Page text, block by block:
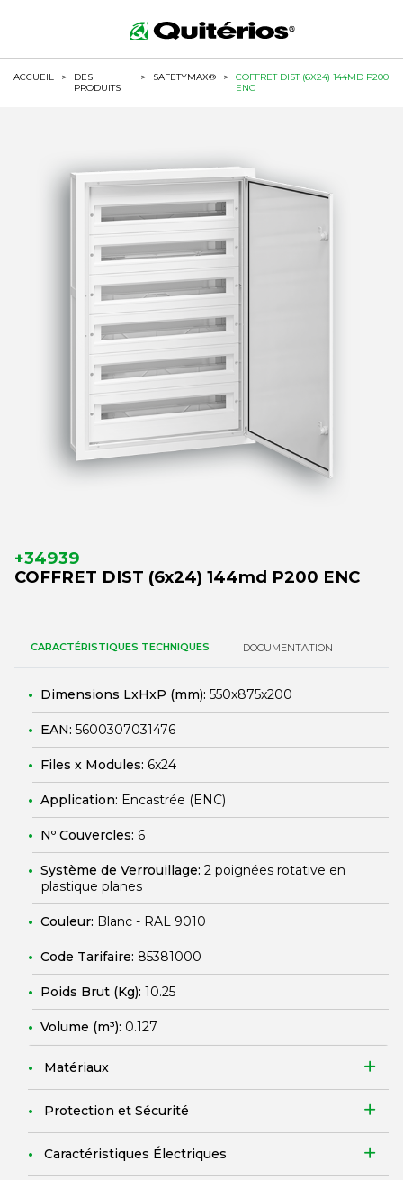
ACCUEIL >
DES
PRODUITS
> SAFETYMAX® >
COFFRET DIST (6X24) 144MD P200
ENC
+34939
COFFRET DIST (6x24) 144md P200 ENC
CARACTÉRISTIQUES TECHNIQUES DOCUMENTATION
Dimensions LxHxP (mm): 550x875x200
EAN: 5600307031476
Files x Modules: 6x24
Application: Encastrée (ENC)
Nº Couvercles: 6
Système de Verrouillage: 2 poignées rotative en
plastique planes
Couleur: Blanc - RAL 9010
Code Tarifaire: 85381000
Poids Brut (Kg): 10.25
Volume (m³): 0.127
Matériaux
Protection et Sécurité
Caractéristiques Électriques